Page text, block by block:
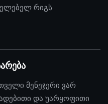
რიგს
მენეჯერი ვარ
და უარყოფითი